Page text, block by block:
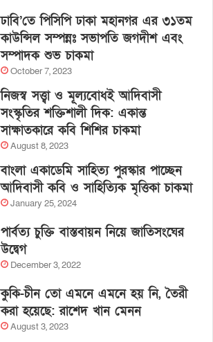
ঢাবি’তে পিসিপি ঢাকা মহানগর এর ৩১তম
কাউন্সিল সম্পন্নঃ সভাপতি জগদীশ এবং
সম্পাদক শুভ চাকমা
October 7, 2023
নিজস্ব সত্ত্বা ও মূল্যবোধই আদিবাসী
সংস্কৃতির শক্তিশালী দিক: একান্ত
সাক্ষাতকারে কবি শিশির চাকমা
August 8, 2023
বাংলা একাডেমি সাহিত্য পুরস্কার পাচ্ছেন
আদিবাসী কবি ও সাহিত্যিক মৃত্তিকা চাকমা
January 25, 2024
পার্বত্য চুক্তি বাস্তবায়ন নিয়ে জাতিসংঘের
উদ্বেগ
December 3, 2022
কুকি-চীন তো এমনে এমনে হয় নি, তৈরী
করা হয়েছে: রাশেদ খান মেনন
August 3, 2023